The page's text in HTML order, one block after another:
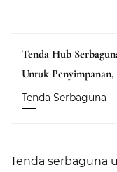
Tenda Hub
Untuk
Tenda Serbaguna
Tenda serbaguna